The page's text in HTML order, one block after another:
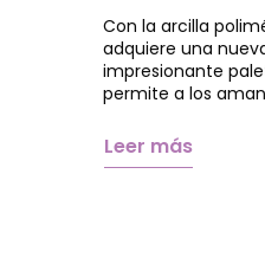
Con la arcilla
adquiere una
impresionante
permite a los
Leer más